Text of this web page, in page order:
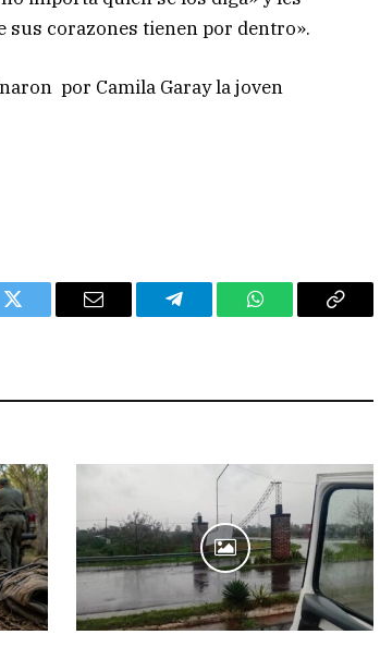
corazones tienen por dentro».
por Camila Garay la joven
Twitter Email Telegram WhatsAppCopy